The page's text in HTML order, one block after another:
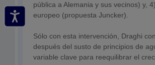
pública a Alemania y sus vecinos) y,
europeo (propuesta Juncker).
Sólo con esta intervención, Draghi
después del susto de principios de
variable clave para reequilibrar el